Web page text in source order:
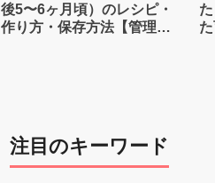
後5〜6ヶ月頃）のレシピ・
作り方・保存方法【管理栄
注目のキーワード